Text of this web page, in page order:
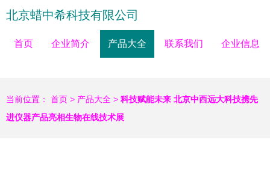
北京蜡中希科技有限公司
首页 企业简介 产品大全 联系我们 企业信息
当前位置： 首页 > 产品大全 > 科技赋能未来 北京中西远大科技携先
进仪器产品亮相生物在线技术展